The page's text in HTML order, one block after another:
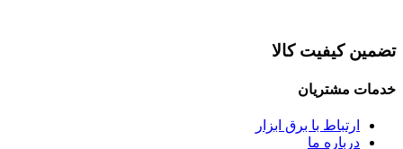
تضمین کیفیت کالا
خدمات مشتریان
ارتباط با برق ابزار
درباره ما